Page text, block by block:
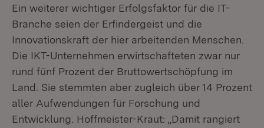
Ein weiterer wichtiger Erfolgsfaktor für die IT-
Branche seien der Erfindergeist und die
Innovationskraft der hier arbeitenden Menschen.
Die IKT-Unternehmen erwirtschafteten zwar nur
rund fünf Prozent der Bruttowertschöpfung im
Land. Sie stemmten aber zugleich über 14 Prozent
aller Aufwendungen für Forschung und
Entwicklung. Hoffmeister-Kraut: „Damit rangiert